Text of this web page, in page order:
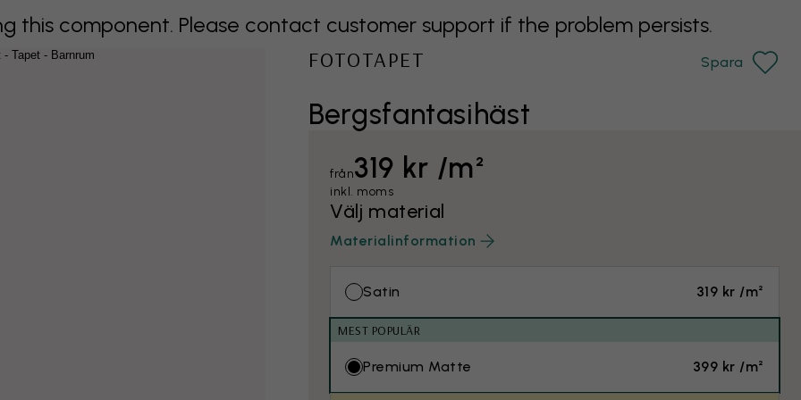
this component. Please contact customer support if the problem persists.
Bergsfantasihäst
FOTOTAPET Spara
från319 kr /m²
inkl. moms
Välj material
Materialinformation
Satin 319 kr /m²
MEST POPULÄR
Premium Matte 399 kr /m²